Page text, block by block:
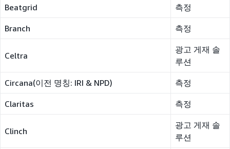
Beatgrid 측정
Branch 측정
Celtra
광고 게재 솔
루션
Circana(이전 명칭: IRI & NPD) 측정
Claritas 측정
Clinch
광고 게재 솔
루션